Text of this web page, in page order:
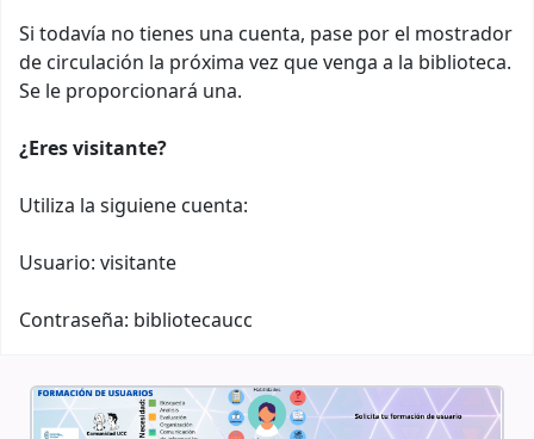
Si todavía no tienes una cuenta, pase por el mostrador
de circulación la próxima vez que venga a la biblioteca.
Se le proporcionará una.
¿Eres visitante?
Utiliza la siguiene cuenta:
Usuario: visitante
Contraseña: bibliotecaucc